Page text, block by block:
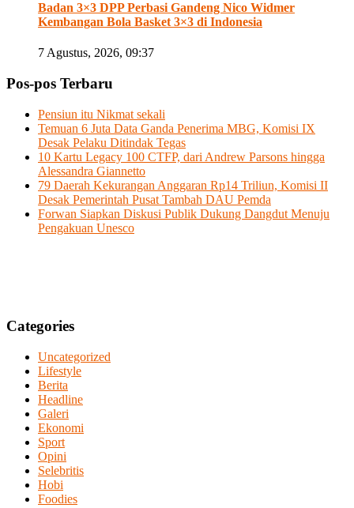
Badan 3×3 DPP Perbasi Gandeng Nico Widmer
Kembangan Bola Basket 3×3 di Indonesia
7 Agustus, 2026, 09:37
Pos-pos Terbaru
Pensiun itu Nikmat sekali
Temuan 6 Juta Data Ganda Penerima MBG, Komisi IX
Desak Pelaku Ditindak Tegas
10 Kartu Legacy 100 CTFP, dari Andrew Parsons hingga
Alessandra Giannetto
79 Daerah Kekurangan Anggaran Rp14 Triliun, Komisi II
Desak Pemerintah Pusat Tambah DAU Pemda
Forwan Siapkan Diskusi Publik Dukung Dangdut Menuju
Pengakuan Unesco
Categories
Uncategorized
Lifestyle
Berita
Headline
Galeri
Ekonomi
Sport
Opini
Selebritis
Hobi
Foodies